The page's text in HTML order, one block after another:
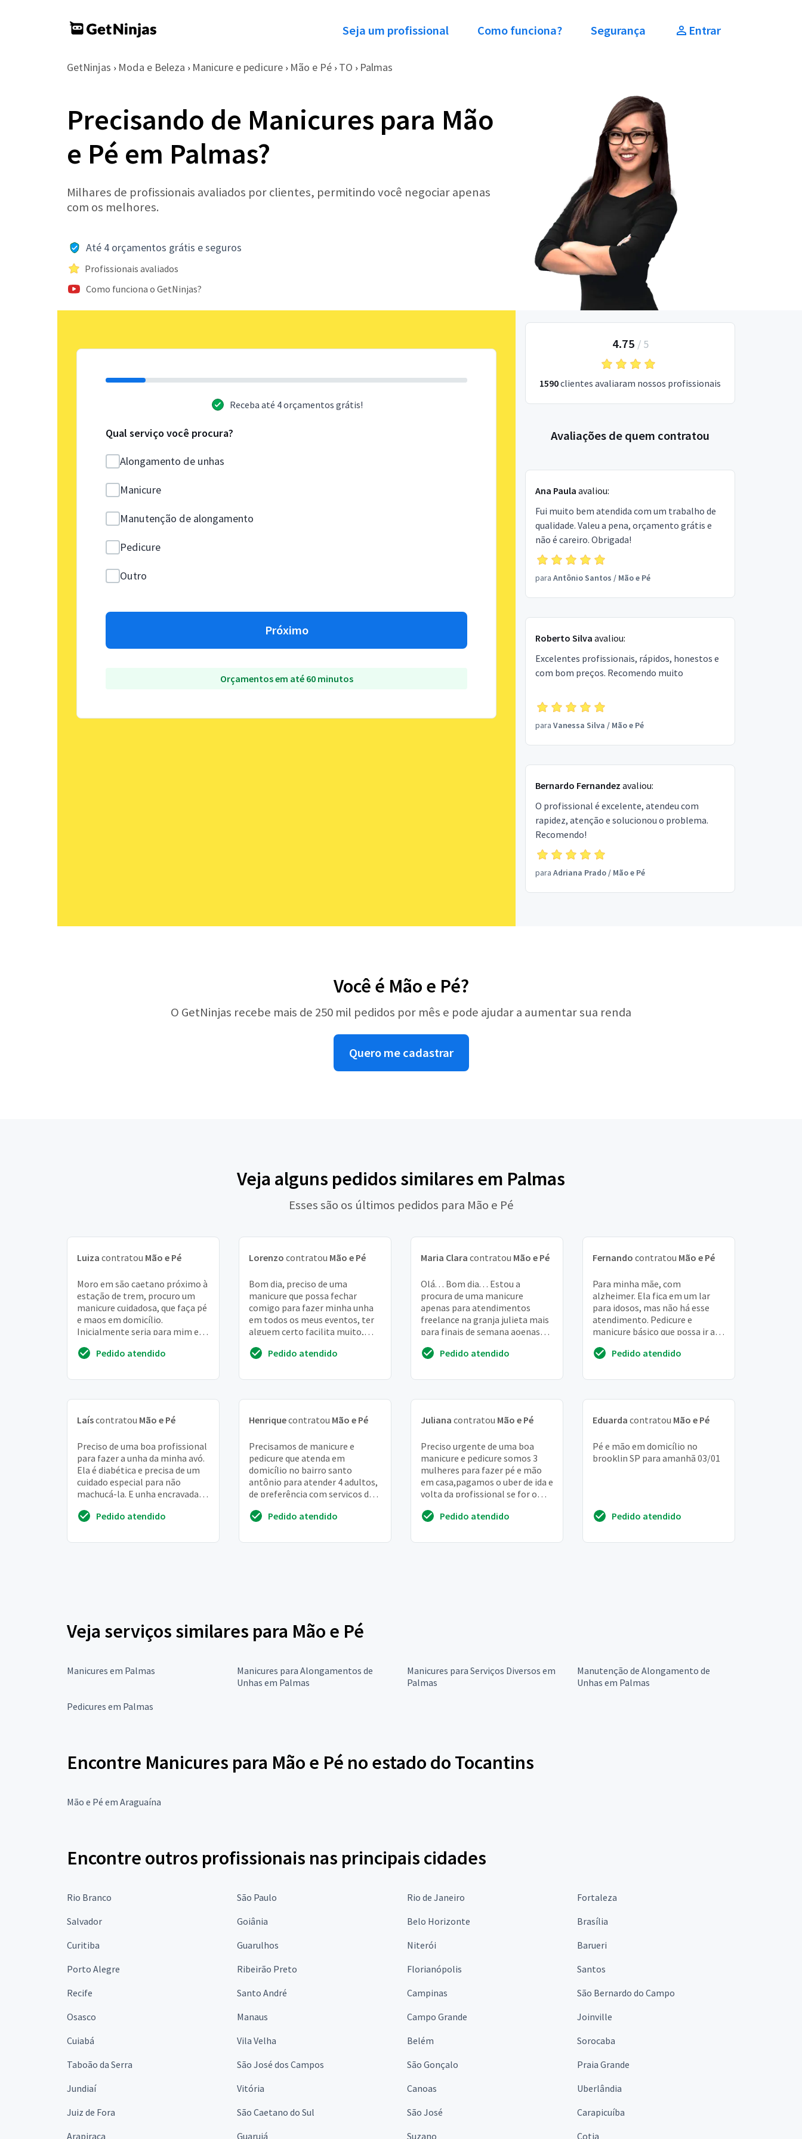
Seja um profissional Como funciona? Segurança Entrar
GetNinjas › Moda e Beleza › Manicure e pedicure › Mão e Pé › TO › Palmas
Precisando de Manicures para Mão
e Pé em Palmas?
Milhares de profissionais avaliados por clientes, permitindo você negociar apenas
com os melhores.
Até 4 orçamentos grátis e seguros
Profissionais avaliados
Como funciona o GetNinjas?
Receba até 4 orçamentos grátis!
Qual serviço você procura?
Alongamento de unhas
Manicure
Manutenção de alongamento
Pedicure
Outro
Próximo
Orçamentos em até 60 minutos
4.75 / 5
1590clientes avaliaram nossos profissionais
Avaliações de quem contratou
Ana Paula avaliou:
Fui muito bem atendida com um trabalho de
qualidade. Valeu a pena, orçamento grátis e
não é careiro. Obrigada!
para Antônio Santos / Mão e Pé
Roberto Silva avaliou:
Excelentes profissionais, rápidos, honestos e
com bom preços. Recomendo muito
para Vanessa Silva / Mão e Pé
Bernardo Fernandez avaliou:
O profissional é excelente, atendeu com
rapidez, atenção e solucionou o problema.
Recomendo!
para Adriana Prado/ Mão e Pé
Você é Mão e Pé?
O GetNinjas recebe mais de 250 mil pedidos por mês e pode ajudar a aumentar sua renda
Quero me cadastrar
Veja alguns pedidos similares em Palmas
Esses são os últimos pedidos para Mão e Pé
Luiza contratou Mão e Pé
Moro em são caetano próximo à
estação de trem, procuro um
manicure cuidadosa, que faça pé
e maos em domicílio.
Inicialmente seria para mim e
segundo momento
Pedido atendido
Lorenzo contratou Mão e Pé
Bom dia, preciso de uma
manicure que possa fechar
comigo para fazer minha unha
em todos os meus eventos, ter
alguem certo facilita muito,
pé faço com menos fr...
Pedido atendido
Maria Clara contratou Mão e Pé
Olá. . . Bom dia. . . Estou a
procura de uma manicure
apenas para atendimentos
freelance na granja julieta mais
para finais de semana aoenas
Pedido atendido
Fernando contratou Mão e Pé
Para minha mãe, com
alzheimer. Ela fica em um lar
para idosos, mas não há esse
atendimento. Pedicure e
manicure básico que possa ir até
precauções e cui...
Pedido atendido
Laíscontratou Mão e Pé
Preciso de uma boa profissional
para fazer a unha da minha avó.
Ela é diabética e precisa de um
cuidado especial para não
machucá-la. E unha encravada
Pedido atendido
Henriquecontratou Mão e Pé
Precisamos de manicure e
pedicure que atenda em
domicílio no bairro santo
antônio para atender 4 adultos,
de preferência com serviços de
esfoliação dos pés
Pedido atendido
Juliana contratou Mão e Pé
Preciso urgente de uma boa
manicure e pedicure somos 3
mulheres para fazer pé e mão
em casa,pagamos o uber de ida e
volta da profissional se for o
alem do p...
Pedido atendido
Eduarda contratou Mão e Pé
Pé e mão em domicílio no
brooklin SP para amanhã 03/01
Pedido atendido
Veja serviços similares para Mão e Pé
Manicures em Palmas
Manicures para Alongamentos de
Unhas em Palmas
Manicures para Serviços Diversos em
Palmas
Manutenção de Alongamento de
Unhas em Palmas
Pedicures em Palmas
Encontre Manicures para Mão e Pé no estado do Tocantins
Mão e Pé em Araguaína
Encontre outros profissionais nas principais cidades
Rio Branco São Paulo Rio de Janeiro
Fortaleza
Salvador
Goiânia Belo Horizonte
Brasília
Curitiba
Guarulhos Niterói
Barueri
Porto Alegre
Ribeirão Preto Florianópolis
Santos
Recife
Santo André Campinas
São Bernardo do Campo
Osasco
Manaus Campo Grande
Joinville
Cuiabá
Vila Velha Belém
Sorocaba
Taboão da Serra
São José dos Campos São Gonçalo
Praia Grande
Jundiaí
Vitória Canoas
Uberlândia
Juiz de Fora
São Caetano do Sul São José
Carapicuíba
Arapiraca
Guarujá Suzano Cotia